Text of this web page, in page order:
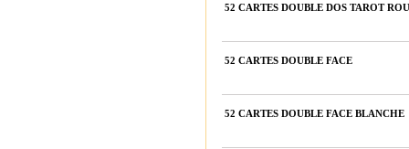
52 CARTES DOUBLE DOS TAROT
52 CARTES DOUBLE FACE
52 CARTES DOUBLE FACE BLANCHE